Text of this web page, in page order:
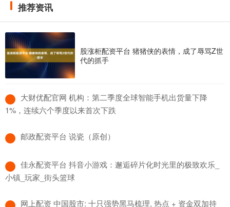
推荐资讯
股涨柜配资平台 猪猪侠的表情，成了辱骂Z世
代的抓手
​大财优配官网 机构：第二季度全球智能手机出货量下降
1%，连续六个季度以来首次下跌
​邮政配资平台 说瓷（原创）
​佳永配资平台 抖音小游戏：邂逅碎片化时光里的极致欢乐_
小镇_玩家_街头篮球
​网上配资 中国股市: 十只强势黑马梳理, 热点 + 资金双加持